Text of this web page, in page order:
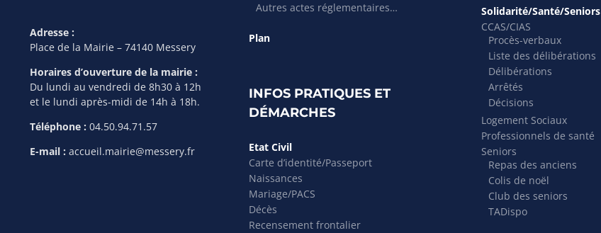
Adresse :
Place de la Mairie – 74140 Messery
Horaires d’ouverture de la mairie :
Du lundi au vendredi de 8h30 à 12h
et le lundi après-midi de 14h à 18h.
Téléphone : 04.50.94.71.57
E-mail : accueil.mairie@messery.fr
Autres actes réglementaires…
Plan
INFOS PRATIQUES ET
DÉMARCHES
Etat Civil
Carte d’identité/Passeport
Naissances
Mariage/PACS
Décès
Recensement frontalier
Solidarité/Santé/Seniors
CCAS/CIAS
Procès-verbaux
Liste des délibérations
Délibérations
Arrêtés
Décisions
Logement Sociaux
Professionnels de santé
Seniors
Repas des anciens
Colis de noël
Club des seniors
TADispo